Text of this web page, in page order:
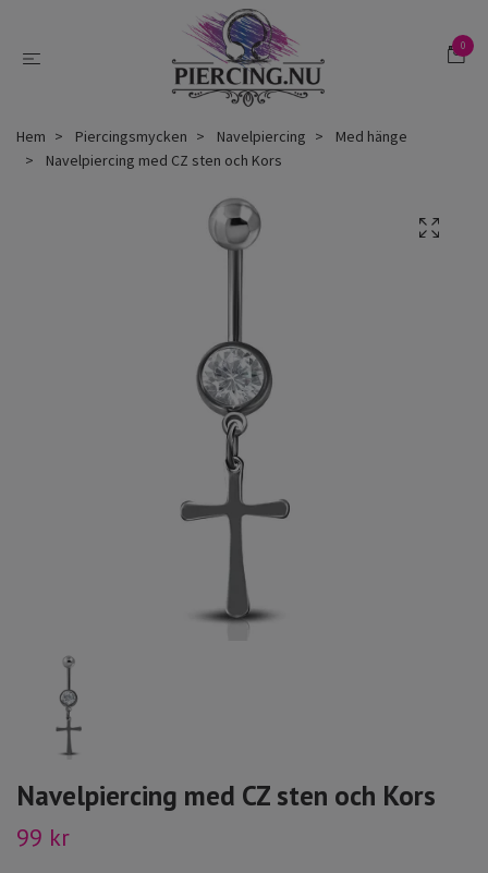
0
Hem Piercingsmycken Navelpiercing
Med hänge
Navelpiercing med CZ sten och Kors
Navelpiercing med CZ sten och Kors
99 kr